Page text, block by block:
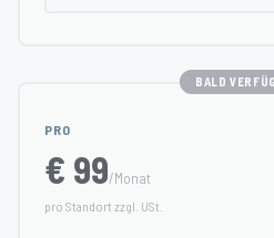
BALD
PRO
€ 99/Monat
pro Standort zzgl. USt.